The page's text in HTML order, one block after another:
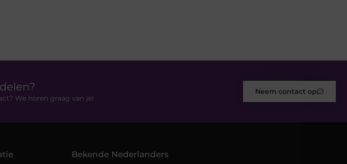
We horen graag van je!
Neem contact op
Bekende Nederlanders